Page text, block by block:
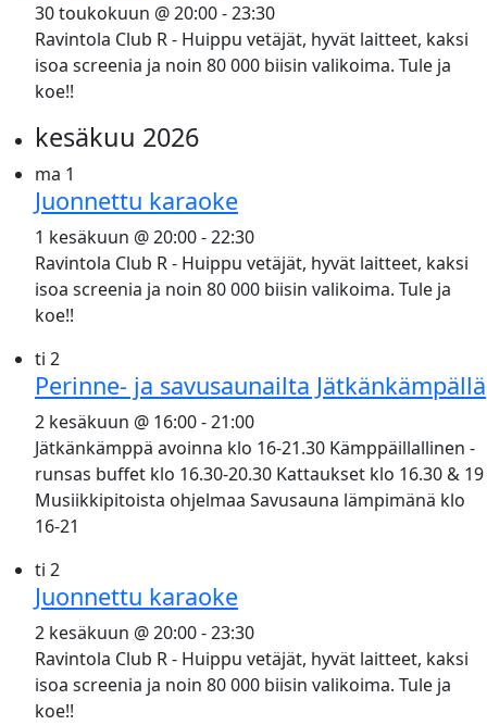
30 toukokuun @ 20:00-23:30
Ravintola Club R - Huippu vetäjät, hyvät laitteet, kaksi
isoa screenia ja noin 80 000 biisin valikoima. Tule ja
koe!!
kesäkuu 2026
ma 1
Juonnettu karaoke
1 kesäkuun @ 20:00-22:30
Ravintola Club R - Huippu vetäjät, hyvät laitteet, kaksi
isoa screenia ja noin 80 000 biisin valikoima. Tule ja
koe!!
ti 2
Perinne- ja savusaunailta Jätkänkämpällä
2 kesäkuun @ 16:00-21:00
Jätkänkämppä avoinna klo 16-21.30 Kämppäillallinen -
runsas buffet klo 16.30-20.30 Kattaukset klo 16.30 & 19
Musiikkipitoista ohjelmaa Savusauna lämpimänä klo
16-21
ti 2
Juonnettu karaoke
2 kesäkuun @ 20:00-23:30
Ravintola Club R - Huippu vetäjät, hyvät laitteet, kaksi
isoa screenia ja noin 80 000 biisin valikoima. Tule ja
koe!!